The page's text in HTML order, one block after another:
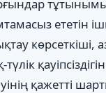
ететін
көрсеткіші,
түлік
қажетті